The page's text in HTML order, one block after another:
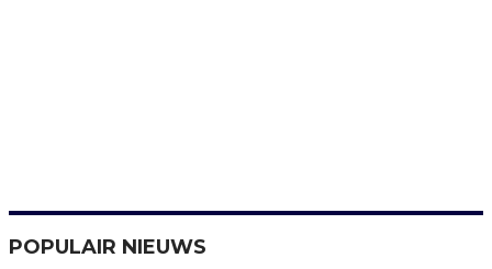
POPULAIR NIEUWS